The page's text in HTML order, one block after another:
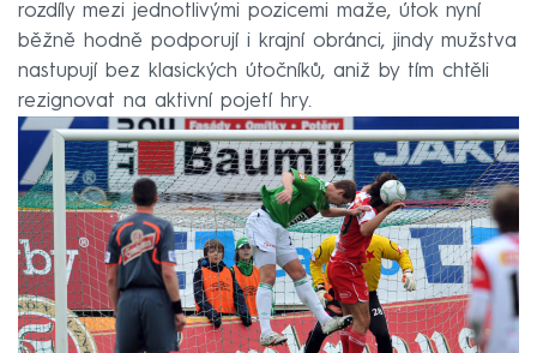
rozdíly mezi jednotlivými pozicemi maže, útok nyní
běžně hodně podporují i krajní obránci, jindy mužstva
nastupují bez klasických útočníků, aniž by tím chtěli
rezignovat na aktivní pojetí hry.